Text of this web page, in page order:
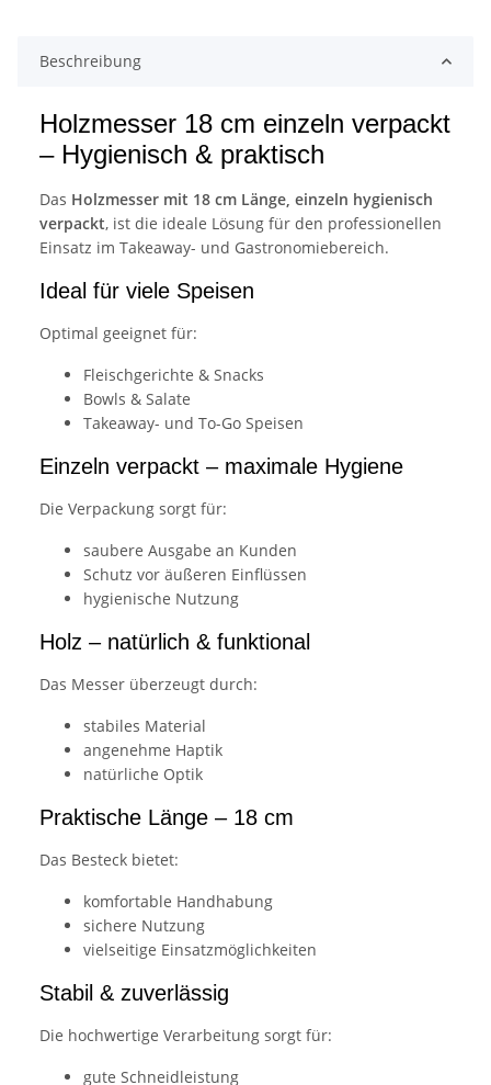
Beschreibung
Holzmesser 18 cm einzeln verpackt
– Hygienisch & praktisch
Das Holzmesser mit 18 cm Länge, einzeln hygienisch
verpackt, ist die ideale Lösung für den professionellen
Einsatz im Takeaway- und Gastronomiebereich.
Ideal für viele Speisen
Optimal geeignet für:
Fleischgerichte & Snacks
Bowls & Salate
Takeaway- und To-Go Speisen
Einzeln verpackt – maximale Hygiene
Die Verpackung sorgt für:
saubere Ausgabe an Kunden
Schutz vor äußeren Einflüssen
hygienische Nutzung
Holz – natürlich & funktional
Das Messer überzeugt durch:
stabiles Material
angenehme Haptik
natürliche Optik
Praktische Länge – 18 cm
Das Besteck bietet:
komfortable Handhabung
sichere Nutzung
vielseitige Einsatzmöglichkeiten
Stabil & zuverlässig
Die hochwertige Verarbeitung sorgt für:
gute Schneidleistung